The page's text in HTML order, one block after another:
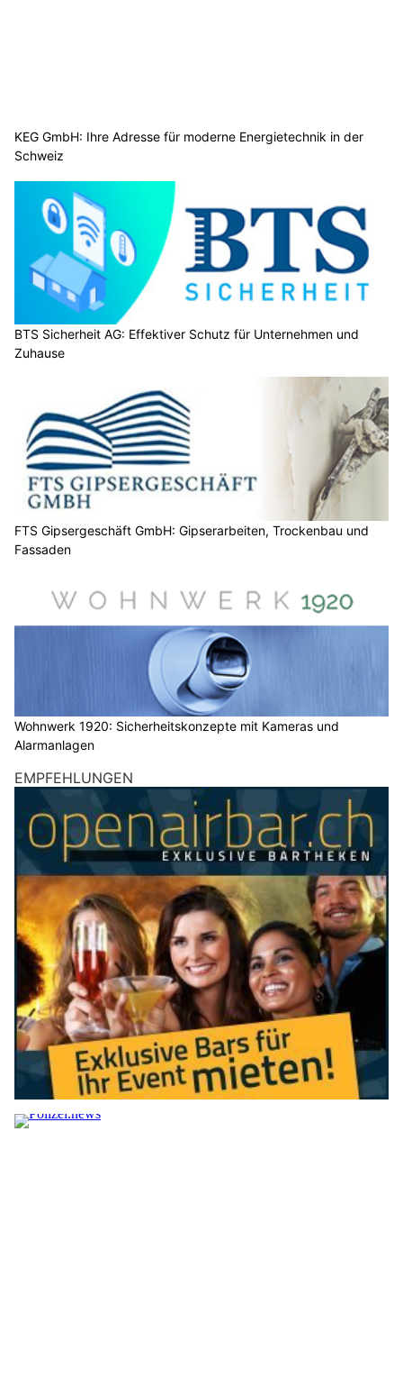
KEG GmbH: Ihre Adresse für moderne Energietechnik in der
Schweiz
BTS Sicherheit AG: Effektiver Schutz für Unternehmen und
Zuhause
FTS Gipsergeschäft GmbH: Gipserarbeiten, Trockenbau und
Fassaden
Wohnwerk 1920: Sicherheitskonzepte mit Kameras und
Alarmanlagen
EMPFEHLUNGEN